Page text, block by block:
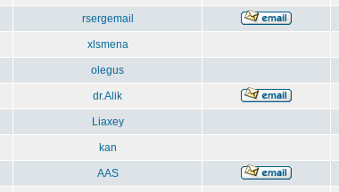
rsergemail
xlsmena
olegus
dr.Alik
Liaxey
kan
AAS